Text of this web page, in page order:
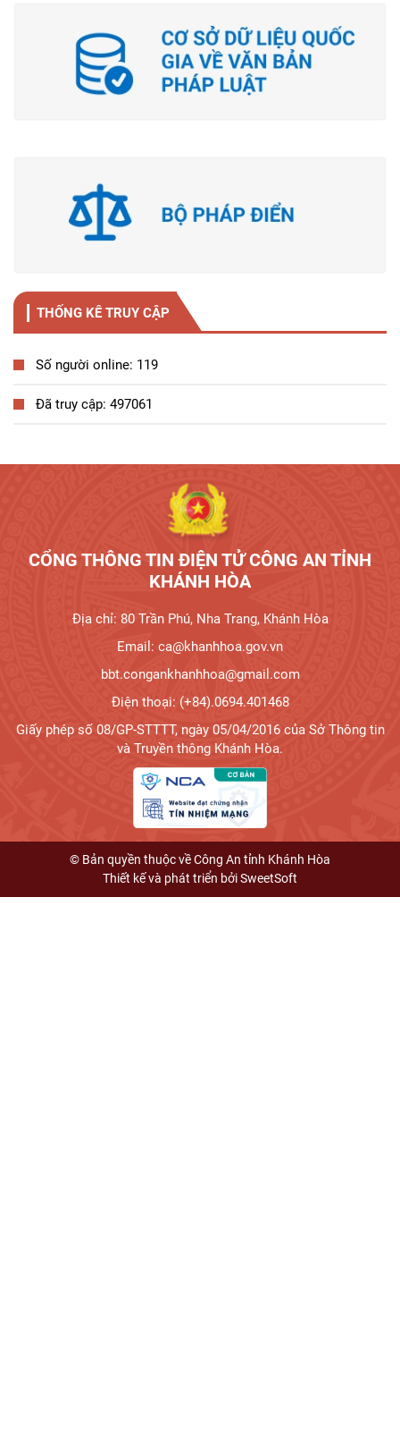
THỐNG KÊ TRUY CẬP
Số người online: 119
Đã truy cập: 497061
CỔNG THÔNG TIN ĐIỆN TỬ CÔNG AN TỈNH
KHÁNH HÒA
Địa chỉ: 80 Trần Phú, Nha Trang, Khánh Hòa
Email: ca@khanhhoa.gov.vn
bbt.congankhanhhoa@gmail.com
Điện thoại: (+84).0694.401468
Giấy phép số 08/GP-STTTT, ngày 05/04/2016 của Sở Thông tin
và Truyền thông Khánh Hòa.
© Bản quyền thuộc về Công An tỉnh Khánh Hòa
Thiết kế và phát triển bởiSweetSoft